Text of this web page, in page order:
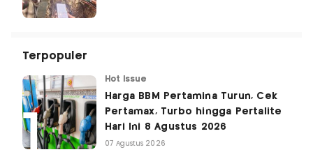
Terpopuler
Hot Issue
Harga BBM Pertamina Turun, Cek
Pertamax, Turbo hingga Pertalite
Hari Ini 8 Agustus 2026
07 Agustus 2026